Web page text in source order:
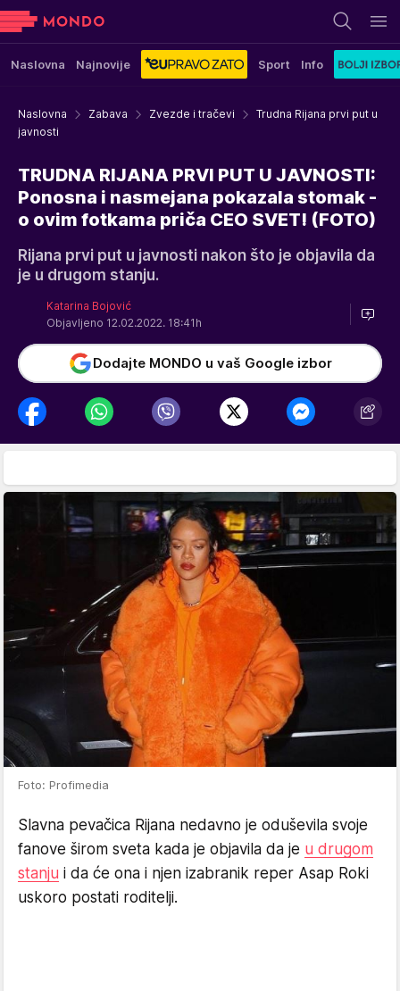
Naslovna Najnovije Sport Info
Naslovna Zabava Zvezde i tračevi
Trudna Rijana prvi put u
javnosti
TRUDNA RIJANA PRVI PUT U JAVNOSTI:
Ponosna i nasmejana pokazala stomak -
o ovim fotkama priča CEO SVET! (FOTO)
Rijana prvi put u javnosti nakon što je objavila da
je u drugom stanju.
Katarina Bojović
Objavljeno 12.02.2022. 18:41h
Dodajte MONDO u vaš Google izbor
Foto: Profimedia
Slavna pevačica Rijana nedavno je oduševila svoje
fanove širom sveta kada je objavila da je u drugom
stanju i da će ona i njen izabranik reper Asap Roki
uskoro postati roditelji.